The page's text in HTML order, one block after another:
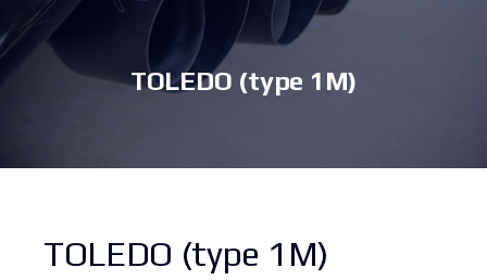
TOLEDO (type 1M)
TOLEDO (type 1M)